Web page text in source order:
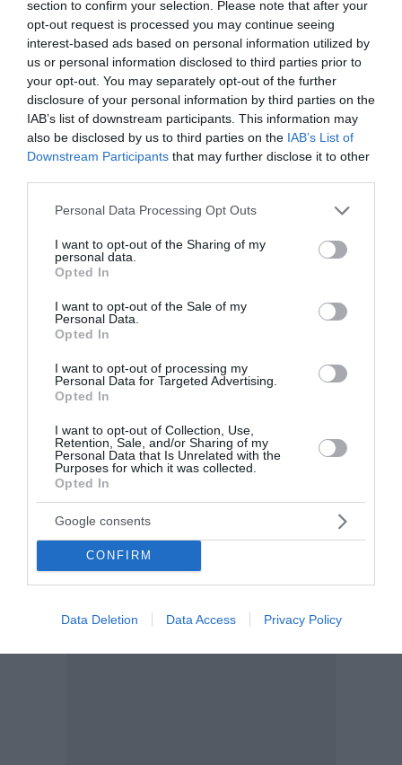
section to confirm your selection. Please note that after your
opt-out request is processed you may continue seeing
interest-based ads based on personal information utilized by
us or personal information disclosed to third parties prior to
your opt-out. You may separately opt-out of the further
disclosure of your personal information by third parties on the
IAB’s list of downstream participants. This information may
also be disclosed by us to third parties on the IAB’s List of
Downstream Participants that may further disclose it to other
Please note that this website/app uses one or more Google
not limited to your visit or usage behaviour. You may click to
grant or deny consent to Google and its third-party tags to
use your data for below specified purposes in below Google
consent section.
Personal Data Processing Opt Outs
I want to opt-out of the Sharing of my
personal data.
Opted In
I want to opt-out of the Sale of my
Personal Data.
Opted In
I want to opt-out of processing my
Personal Data for Targeted Advertising.
Opted In
I want to opt-out of Collection, Use,
Retention, Sale, and/or Sharing of my
Personal Data that Is Unrelated with the
Purposes for which it was collected.
Opted In
Google consents
CONFIRM
Data Deletion Data Access Privacy Policy
12:09 | 06 Αυγούστου 2026
Αυγερινός: «Η δημοκρατία
ανήκει στα μέλη ενός κινήματος
και όχι στις προσωπικές
φιλοδοξίες»
Με ανάρτησή του στα μέσα κοινωνικής δικτύωσης, ο
δημοσιογράφος Θανάσης Αυγερινός παρεμβαίνει στη
δημόσια συζήτηση γύρω από τις εσωτερικές
εξελίξεις στο υπό ίδρυση πολιτικό εγχείρημα,
υποστηρίζοντας ότι το ζητού...
Πολιτική